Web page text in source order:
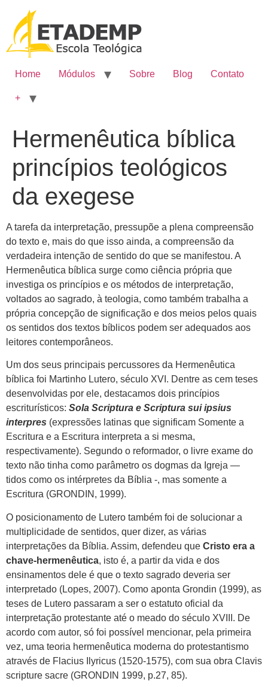
Home Módulos Sobre Blog Contato
+
Hermenêutica bíblica
princípios teológicos
da exegese
A tarefa da interpretação, pressupõe a plena compreensão
do texto e, mais do que isso ainda, a compreensão da
verdadeira intenção de sentido do que se manifestou. A
Hermenêutica bíblica surge como ciência própria que
investiga os princípios e os métodos de interpretação,
voltados ao sagrado, à teologia, como também trabalha a
própria concepção de significação e dos meios pelos quais
os sentidos dos textos bíblicos podem ser adequados aos
leitores contemporâneos.
Um dos seus principais percussores da Hermenêutica
bíblica foi Martinho Lutero, século XVI. Dentre as cem teses
desenvolvidas por ele, destacamos dois princípios
escriturísticos: Sola Scriptura e Scriptura sui ipsius
interpres (expressões latinas que significam Somente a
Escritura e a Escritura interpreta a si mesma,
respectivamente). Segundo o reformador, o livre exame do
texto não tinha como parâmetro os dogmas da Igreja —
tidos como os intérpretes da Bíblia -, mas somente a
Escritura (GRONDIN, 1999).
O posicionamento de Lutero também foi de solucionar a
multiplicidade de sentidos, quer dizer, as várias
interpretações da Bíblia. Assim, defendeu que Cristo era a
chave-hermenêutica, isto é, a partir da vida e dos
ensinamentos dele é que o texto sagrado deveria ser
interpretado (Lopes, 2007). Como aponta Grondin (1999), as
teses de Lutero passaram a ser o estatuto oficial da
interpretação protestante até o meado do século XVIII. De
acordo com autor, só foi possível mencionar, pela primeira
vez, uma teoria hermenêutica moderna do protestantismo
através de Flacius Ilyricus (1520-1575), com sua obra Clavis
scripture sacre (GRONDIN 1999, p.27, 85).